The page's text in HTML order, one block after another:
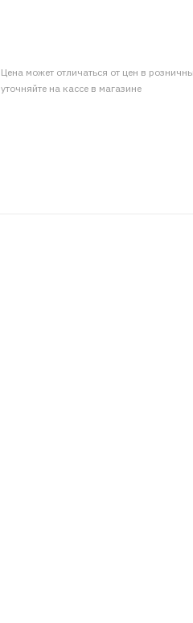
Цена может отличаться от цен в
уточняйте на кассе в магазине